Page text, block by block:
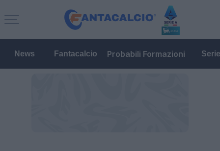
News Fantacalcio Probabili Formazioni